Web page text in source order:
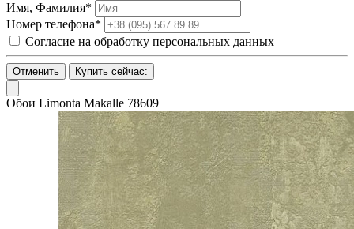
Имя, Фамилия*
Номер телефона*
Согласие на обработку персональных данных
Отменить Купить сейчас:
Обои Limonta Makalle 78609